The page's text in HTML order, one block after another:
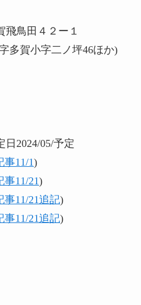
飛鳥田４２ー１
多賀小字二ノ坪46ほか)
2024/05/予定
事11/1)
事11/21)
事11/21追記)
事11/21追記)